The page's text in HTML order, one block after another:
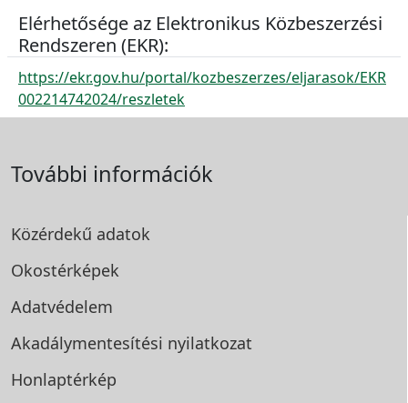
Elérhetősége az Elektronikus Közbeszerzési
Rendszeren (EKR):
https://ekr.gov.hu/portal/kozbeszerzes/eljarasok/EKR
002214742024/reszletek
További információk
Közérdekű adatok
Okostérképek
Adatvédelem
Akadálymentesítési nyilatkozat
Honlaptérkép